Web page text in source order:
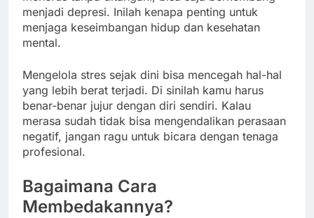
menjadi depresi. Inilah kenapa penting untuk
menjaga keseimbangan hidup dan kesehatan
mental.
Mengelola stres sejak dini bisa mencegah hal-hal
yang lebih berat terjadi. Di sinilah kamu harus
benar-benar jujur dengan diri sendiri. Kalau
merasa sudah tidak bisa mengendalikan perasaan
negatif, jangan ragu untuk bicara dengan tenaga
profesional.
Bagaimana Cara
Membedakannya?